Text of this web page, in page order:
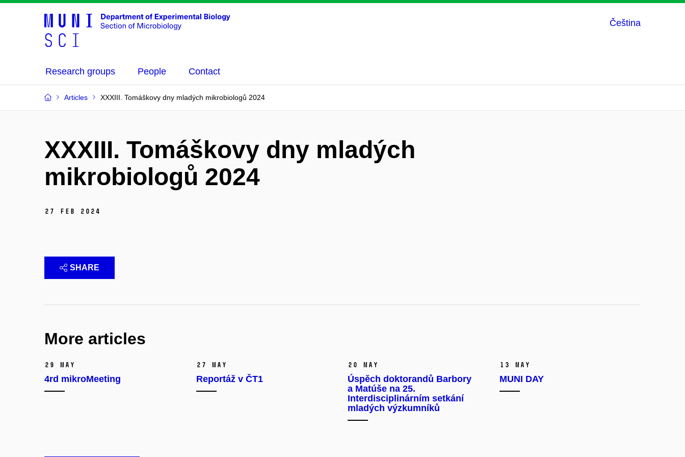
Čeština
Research groups People Contact
Articles XXXIII. Tomáškovy dny mladých mikrobiologů 2024
XXXIII. Tomáškovy dny mladých
mikrobiologů 2024
27 Feb 2024
SHARE
More articles
29 May
4rd mikroMeeting
27 May
Reportáž v ČT1
20 May
Úspěch doktorandů Barbory
a Matúše na 25.
Interdisciplinárním setkání
mladých výzkumníků
13 May
MUNI DAY